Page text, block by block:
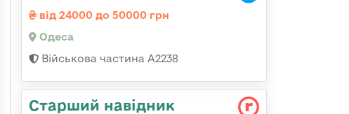
від 24000 до 50000 грн
Одеса
Військова частина А2238
Старший навідник